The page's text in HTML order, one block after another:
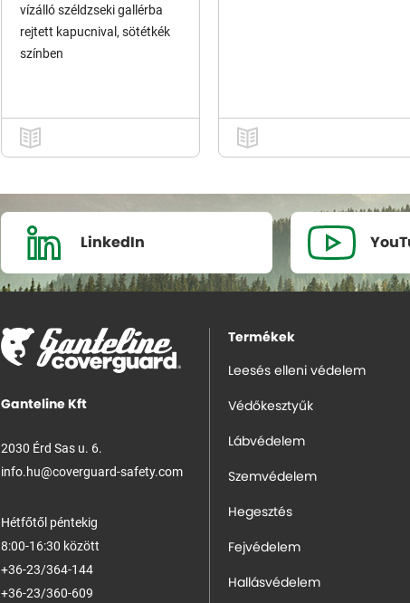
vízálló széldzseki gallérba
rejtett kapucnival, sötétkék
színben
LinkedIn
Ganteline Kft
2030 Érd Sas u. 6.
info.hu@coverguard-safety.com
Hétfőtől péntekig
8:00-16:30 között
+36-23/364-144
+36-23/360-609
Termékek
Leesés elleni védelem
Védőkesztyűk
Lábvédelem
Szemvédelem
Hegesztés
Fejvédelem
Hallásvédelem